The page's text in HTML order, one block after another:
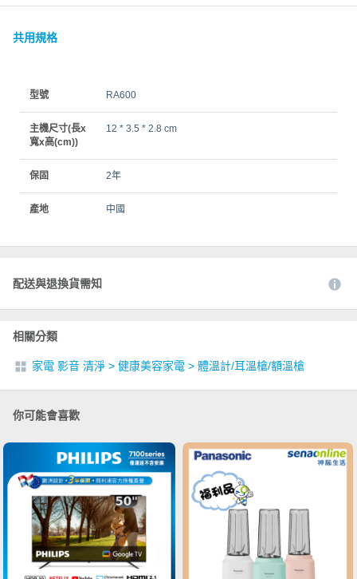
共用規格
型號 RA600
主機尺寸(長x
寬x高(cm))
12 * 3.5 * 2.8 cm
保固 2年
產地 中國
配送與退換貨需知
相關分類
家電 影音 清淨 > 健康美容家電 > 體溫計/耳溫槍/額溫槍
你可能會喜歡